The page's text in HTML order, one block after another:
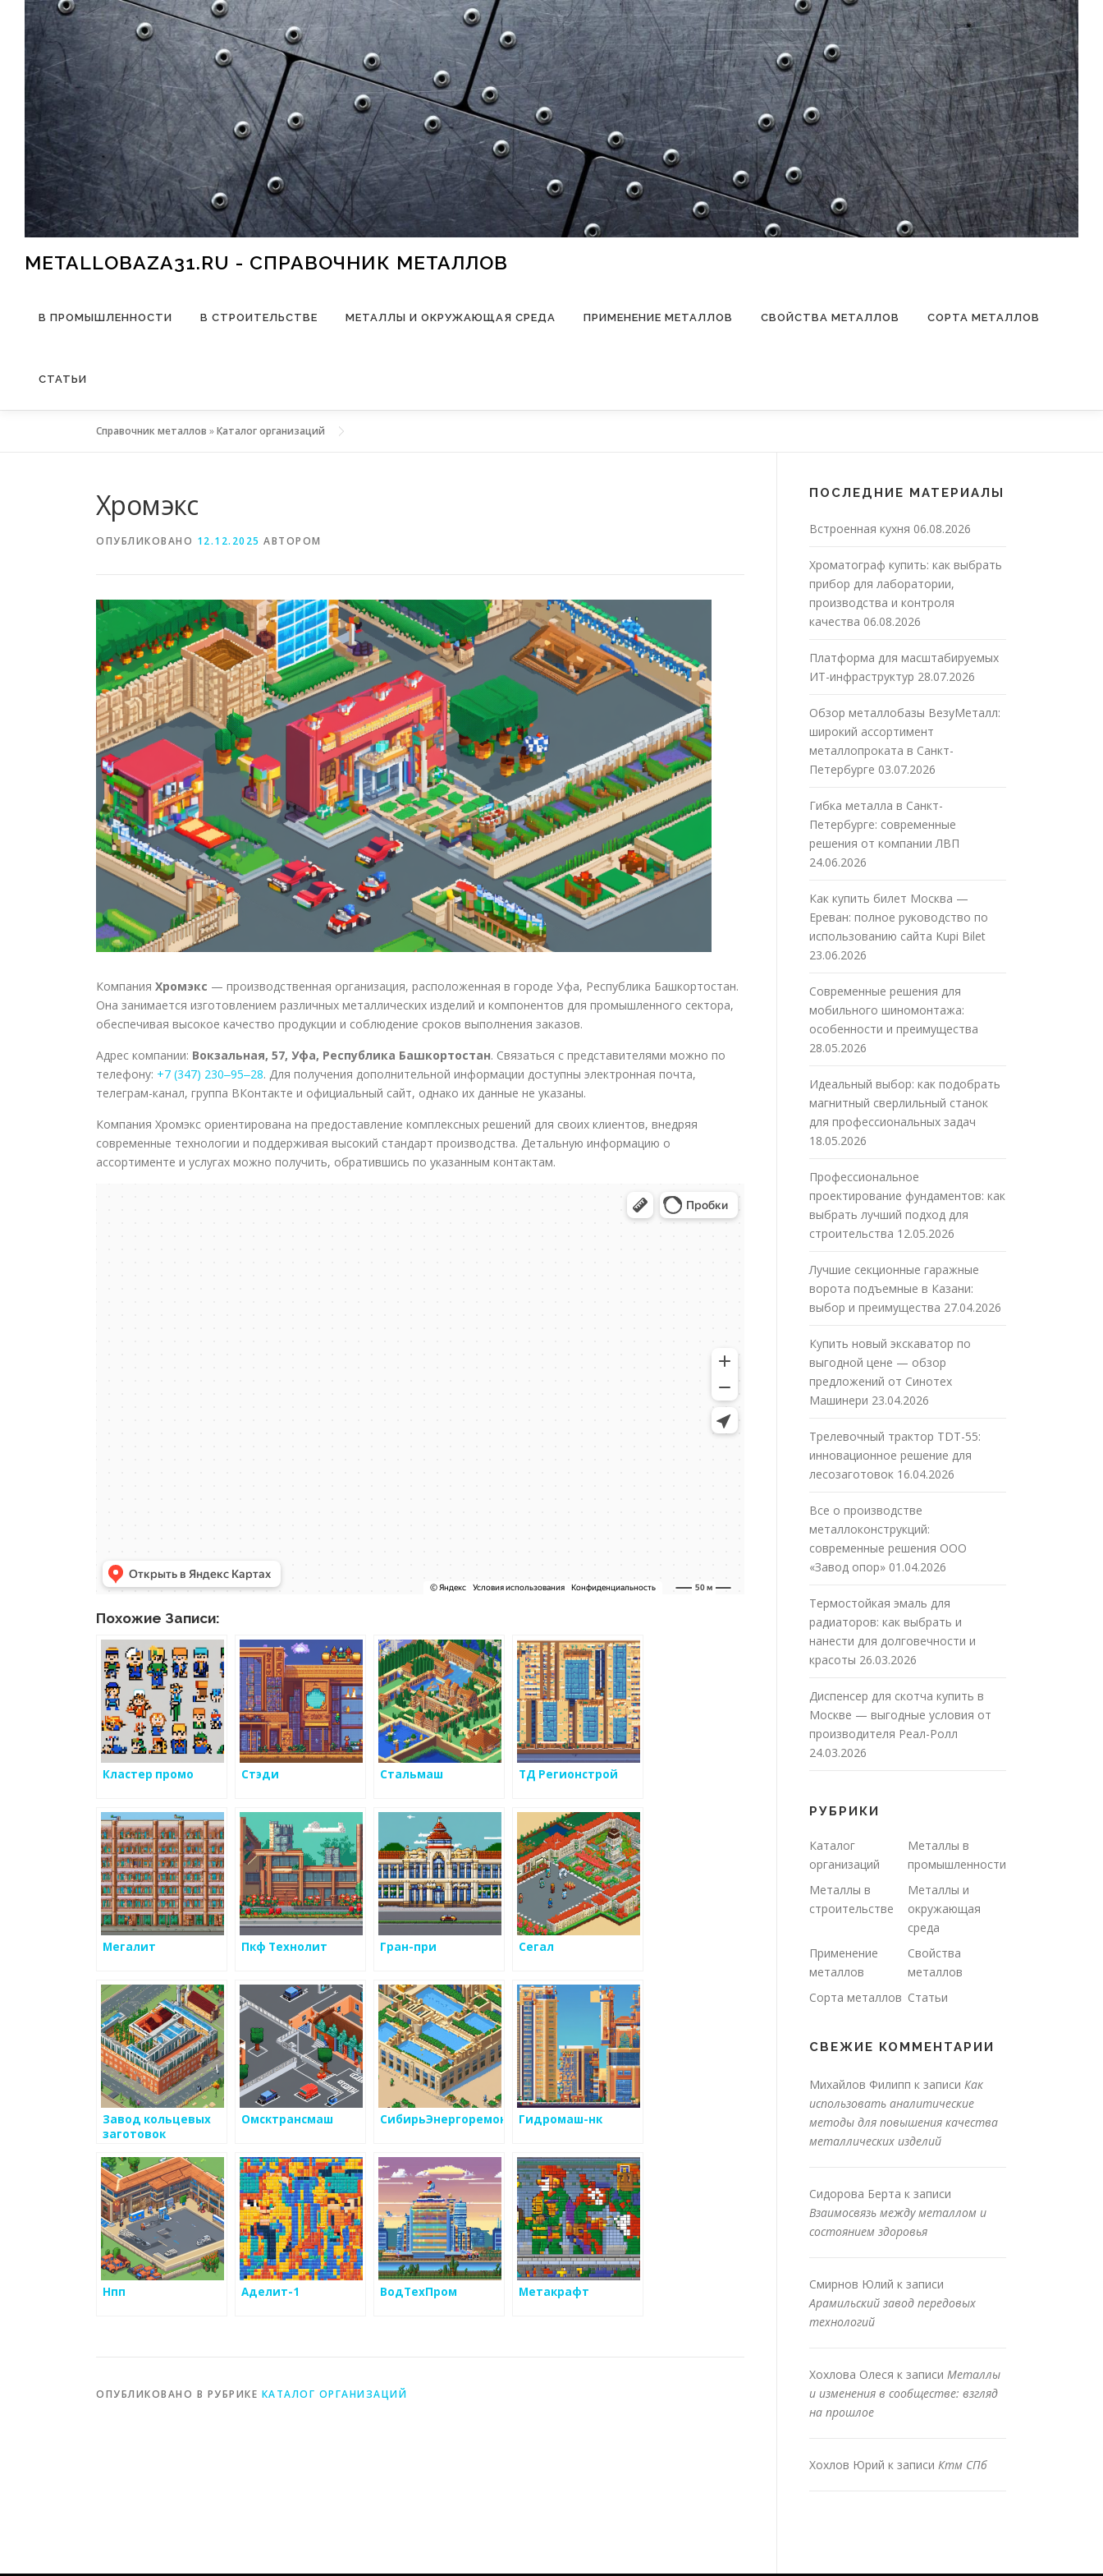
Перейти к содержимому
METALLOBAZA31.RU - СПРАВОЧНИК МЕТАЛЛОВ
В ПРОМЫШЛЕННОСТИ В СТРОИТЕЛЬСТВЕ МЕТАЛЛЫ И ОКРУЖАЮЩАЯ СРЕДА ПРИМЕНЕНИЕ МЕТАЛЛОВ СВОЙСТВА МЕТАЛЛОВ СОРТА МЕТАЛЛОВ
СТАТЬИ
Справочник металлов »Каталог организаций
Хромэкс
ОПУБЛИКОВАНО 12.12.2025 АВТОРОМ
Компания Хромэкс — производственная организация, расположенная в городе Уфа, Республика Башкортостан.
Она занимается изготовлением различных металлических изделий и компонентов для промышленного сектора,
обеспечивая высокое качество продукции и соблюдение сроков выполнения заказов.
Адрес компании: Вокзальная, 57, Уфа, Республика Башкортостан. Связаться с представителями можно по
телефону: +7 (347) 230‒95‒28. Для получения дополнительной информации доступны электронная почта,
телеграм-канал, группа ВКонтакте и официальный сайт, однако их данные не указаны.
Компания Хромэкс ориентирована на предоставление комплексных решений для своих клиентов, внедряя
современные технологии и поддерживая высокий стандарт производства. Детальную информацию о
ассортименте и услугах можно получить, обратившись по указанным контактам.
Похожие Записи:
Кластер промо Стэди Стальмаш ТД Регионстрой
Мегалит Пкф Технолит Гран-при Сегал
Завод кольцевых
заготовок
Омсктрансмаш СибирьЭнергоремонт Гидромаш-нк
Нпп Аделит-1 ВодТехПром Метакрафт
ОПУБЛИКОВАНО В РУБРИКЕ КАТАЛОГ ОРГАНИЗАЦИЙ
ПОСЛЕДНИЕ МАТЕРИАЛЫ
Встроенная кухня 06.08.2026
Хроматограф купить: как выбрать
прибор для лаборатории,
производства и контроля
качества 06.08.2026
Платформа для масштабируемых
ИТ-инфраструктур 28.07.2026
Обзор металлобазы ВезуМеталл:
широкий ассортимент
металлопроката в Санкт-
Петербурге 03.07.2026
Гибка металла в Санкт-
Петербурге: современные
решения от компании ЛВП
24.06.2026
Как купить билет Москва —
Ереван: полное руководство по
использованию сайта Kupi Bilet
23.06.2026
Современные решения для
мобильного шиномонтажа:
особенности и преимущества
28.05.2026
Идеальный выбор: как подобрать
магнитный сверлильный станок
для профессиональных задач
18.05.2026
Профессиональное
проектирование фундаментов: как
выбрать лучший подход для
строительства 12.05.2026
Лучшие секционные гаражные
ворота подъемные в Казани:
выбор и преимущества 27.04.2026
Купить новый экскаватор по
выгодной цене — обзор
предложений от Синотех
Машинери 23.04.2026
Трелевочный трактор TDT-55:
инновационное решение для
лесозаготовок 16.04.2026
Все о производстве
металлоконструкций:
современные решения ООО
«Завод опор» 01.04.2026
Термостойкая эмаль для
радиаторов: как выбрать и
нанести для долговечности и
красоты 26.03.2026
Диспенсер для скотча купить в
Москве — выгодные условия от
производителя Реал-Ролл
24.03.2026
РУБРИКИ
Каталог
организаций
Металлы в
промышленности
Металлы в
строительстве
Металлы и
окружающая
среда
Применение
металлов
Свойства
металлов
Сорта металлов Статьи
СВЕЖИЕ КОММЕНТАРИИ
Михайлов Филипп к записи Как
использовать аналитические
методы для повышения качества
металлических изделий
Сидорова Берта к записи
Взаимосвязь между металлом и
состоянием здоровья
Смирнов Юлий к записи
Арамильский завод передовых
технологий
Хохлова Олеся к записи Металлы
и изменения в сообществе: взгляд
на прошлое
Хохлов Юрий к записи Ктм СПб